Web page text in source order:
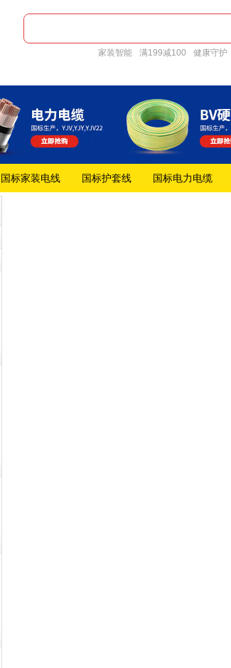
家装智能 满199减100 健康守护
国标家装电线 国标护套线 国标电力电缆